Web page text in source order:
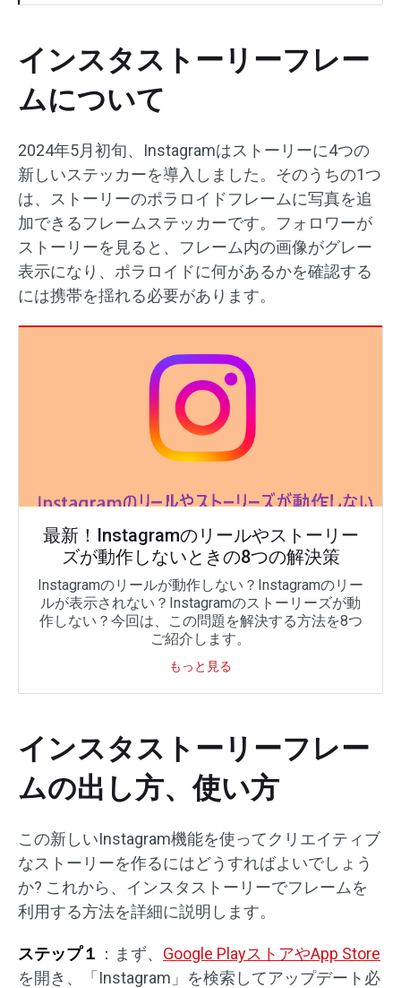
インスタストーリーフレー
ムについて
2024年5月初旬、Instagramはストーリーに4つの
新しいステッカーを導入しました。そのうちの1つ
は、ストーリーのポラロイドフレームに写真を追
加できるフレームステッカーです。フォロワーが
ストーリーを見ると、フレーム内の画像がグレー
表示になり、ポラロイドに何があるかを確認する
には携帯を揺れる必要があります。
最新！Instagramのリールやストーリー
ズが動作しないときの8つの解決策
Instagramのリールが動作しない？Instagramのリー
ルが表示されない？Instagramのストーリーズが動
作しない？今回は、この問題を解決する方法を8つ
ご紹介します。
もっと見る
インスタストーリーフレー
ムの出し方、使い方
この新しいInstagram機能を使ってクリエイティブ
なストーリーを作るにはどうすればよいでしょう
か? これから、インスタストーリーでフレームを
利用する方法を詳細に説明します。
ステップ１ ：まず、 Google PlayストアやApp Store
を開き、「Instagram」を検索してアップデート必